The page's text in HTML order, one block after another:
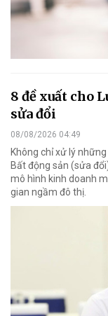
8 đề xuất cho
sửa đổi
08/08/2026 04:49
Không chỉ xử lý
Bất động sản (sửa
mô hình kinh doanh
gian ngầm đô thị.